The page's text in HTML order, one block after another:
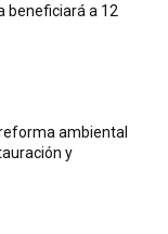
beneficiará a 12
ambiental
y